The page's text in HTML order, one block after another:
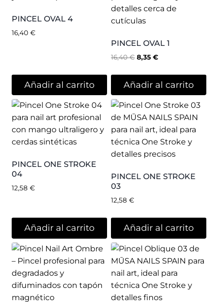
PINCEL OVAL 4
16,40 €
Añadir al carrito
PINCEL OVAL 1
16,40€ 8,35 €
Añadir al carrito
PINCEL ONE STROKE
04
12,58 €
Añadir al carrito
PINCEL ONE STROKE
03
12,58 €
Añadir al carrito